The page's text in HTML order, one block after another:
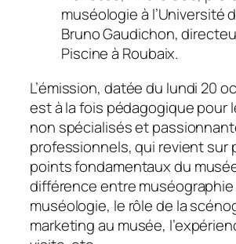
muséologie à l’Université
Bruno Gaudichon,
Piscine à Roubaix.
L’émission, datée du lundi 20
est à la fois pédagogique pour
non spécialisés et
professionnels, qui revient sur
points fondamentaux du
différence entre
muséologie, le rôle de la
marketing au musée,